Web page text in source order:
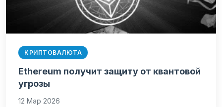
КРИПТОВАЛЮТА
Ethereum получит защиту от квантовой
угрозы
12 Мар 2026